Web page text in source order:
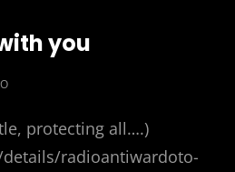
you
protecting all….)
radioantiwardoto-